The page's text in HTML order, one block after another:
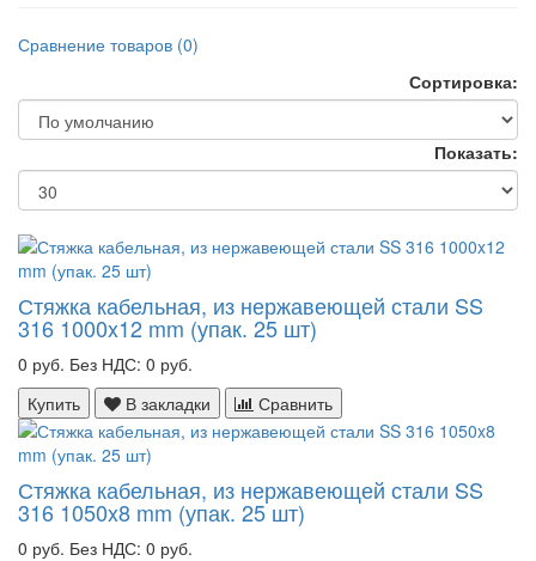
Сравнение товаров (0)
Сортировка:
Показать:
Стяжка кабельная, из нержавеющей стали SS
316 1000x12 mm (упак. 25 шт)
0 руб. Без НДС: 0 руб.
Купить
В закладки Сравнить
Стяжка кабельная, из нержавеющей стали SS
316 1050x8 mm (упак. 25 шт)
0 руб. Без НДС: 0 руб.